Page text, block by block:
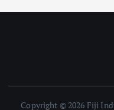
Copyright © 2026 Fiji